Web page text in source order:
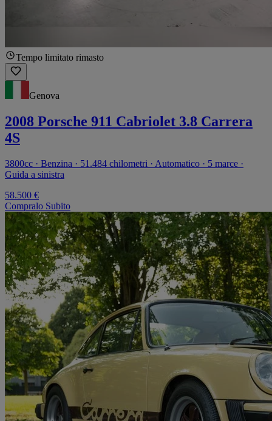
Tempo limitato rimasto
Genova
2008 Porsche 911 Cabriolet 3.8 Carrera
4S
3800cc · Benzina · 51.484 chilometri · Automatico · 5 marce ·
Guida a sinistra
58.500 €
Compralo Subito